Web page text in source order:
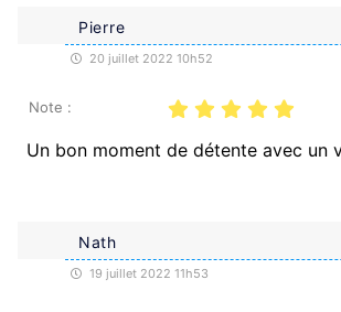
Pierre
20 juillet 2022 10h52
Note :
Un bon moment de détente avec un
Nath
19 juillet 2022 11h53